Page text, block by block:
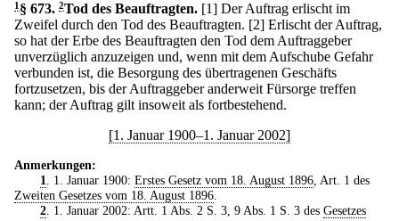
1 § 673. 2Tod des Beauftragten. [1] Der Auftrag erlischt im
Zweifel durch den Tod des Beauftragten. [2] Erlischt der Auftrag,
so hat der Erbe des Beauftragten den Tod dem Auftraggeber
unverzüglich anzuzeigen und, wenn mit dem Aufschube Gefahr
verbunden ist, die Besorgung des übertragenen Geschäfts
fortzusetzen, bis der Auftraggeber anderweit Fürsorge treffen
kann; der Auftrag gilt insoweit als fortbestehend.
[1. Januar 1900–1. Januar 2002]
Anmerkungen:
1
. 1. Januar 1900: Erstes Gesetz vom 18. August 1896, Art. 1 des
Zweiten Gesetzes vom 18. August 1896
2. 1. Januar 2002: Artt. 1 Abs. 2 S. 3, 9 Abs. 1 S. 3 des Gesetzes